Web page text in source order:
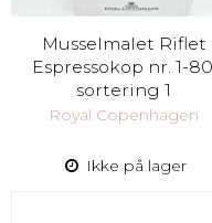
Musselmalet Riflet
Espressokop nr. 1-
sortering 1
Royal Copenhagen
Ikke på lager